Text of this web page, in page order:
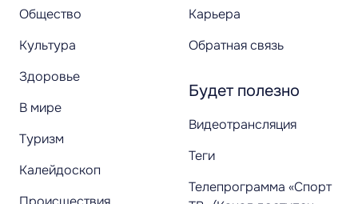
Общество
Культура
Здоровье
В мире
Туризм
Калейдоскоп
Карьера
Обратная связь
Будет полезно
Видеотрансляция
Теги
Телепрограмма «Спорт